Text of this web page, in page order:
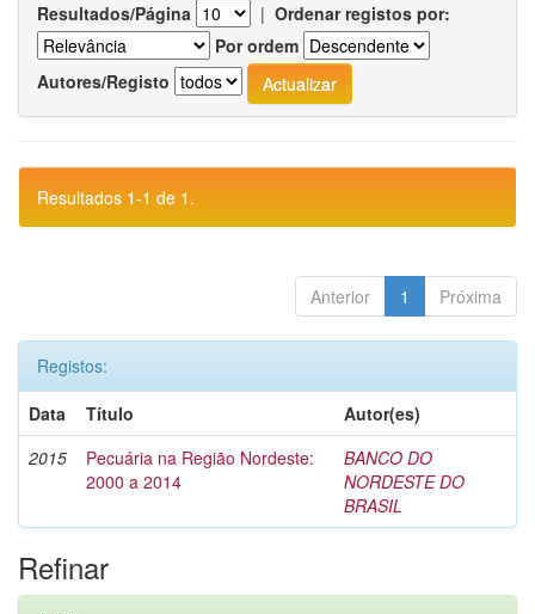
Resultados/Página | Ordenar registos por:
Por ordem
Autores/Registo
Resultados 1-1 de 1.
Anterior 1 Próxima
Registos:
Data
Título
Autor(es)
2015
Pecuária na Região Nordeste:
2000 a 2014
BANCO DO
NORDESTE DO
BRASIL
Refinar